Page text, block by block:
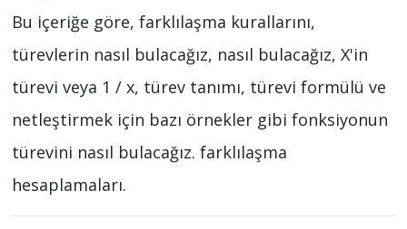
Bu içeriğe göre, farklılaşma kurallarını,
türevlerin nasıl bulacağız, nasıl bulacağız, X'in
türevi veya 1 / x, türev tanımı, türevi formülü ve
netleştirmek için bazı örnekler gibi fonksiyonun
türevini nasıl bulacağız. farklılaşma
hesaplamaları.